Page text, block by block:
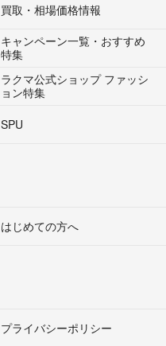
買取・相場価格情報
キャンペーン一覧・おすすめ
特集
ラクマ公式ショップ ファッシ
ョン特集
SPU
はじめての方へ
プライバシーポリシー